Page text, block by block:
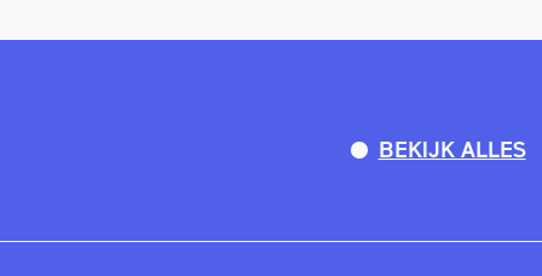
BEKIJK ALLES